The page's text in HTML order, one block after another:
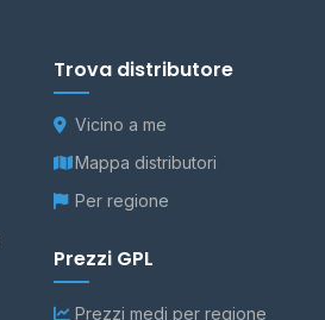
Trova distributore
Vicino a me
Mappa distributori
Per regione
Prezzi GPL
Prezzi medi per regione